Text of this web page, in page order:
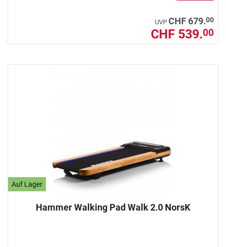
UVP CHF 679.00
CHF 539.00
Auf Lager
Hammer Walking Pad Walk 2.0 NorsK